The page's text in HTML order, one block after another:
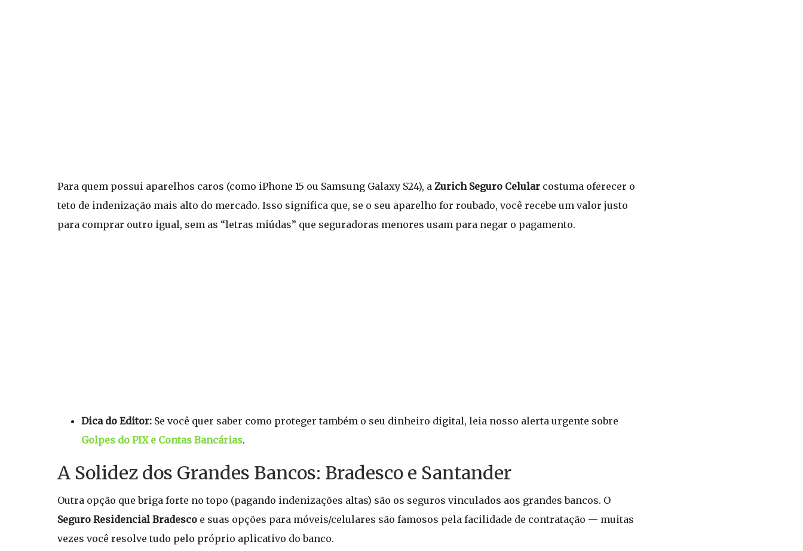
Para quem possui aparelhos caros (como iPhone 15 ou Samsung Galaxy S24), a Zurich Seguro Celular costuma oferecer o
teto de indenização mais alto do mercado. Isso significa que, se o seu aparelho for roubado, você recebe um valor justo
para comprar outro igual, sem as “letras miúdas” que seguradoras menores usam para negar o pagamento.
Dica do Editor: Se você quer saber como proteger também o seu dinheiro digital, leia nosso alerta urgente sobre
Golpes do PIX e Contas Bancárias.
A Solidez dos Grandes Bancos: Bradesco e Santander
Outra opção que briga forte no topo (pagando indenizações altas) são os seguros vinculados aos grandes bancos. O
Seguro Residencial Bradesco e suas opções para móveis/celulares são famosos pela facilidade de contratação — muitas
vezes você resolve tudo pelo próprio aplicativo do banco.